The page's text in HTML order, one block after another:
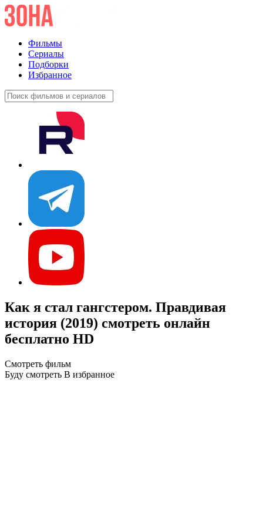
Фильмы
Сериалы
Подборки
Избранное
Как я стал гангстером. Правдивая
история (2019) смотреть онлайн
бесплатно HD
Смотреть фильм
Буду смотреть В избранное